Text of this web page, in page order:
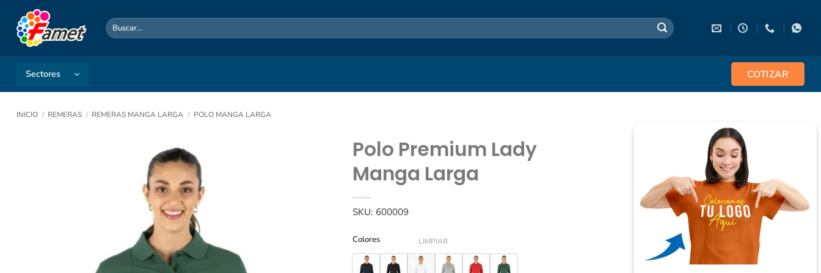
contenido
Buscar
por:
Sectores COTIZAR
INICIO / REMERAS / REMERAS MANGA LARGA / POLO MANGA LARGA
Polo Premium Lady
Manga Larga
SKU: 600009
Colores LIMPIAR